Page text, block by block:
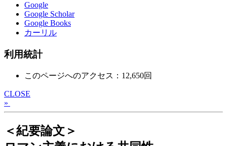
Google
Google Scholar
Google Books
カーリル
利用統計
このページへのアクセス：12,650回
CLOSE
»
＜紀要論文＞